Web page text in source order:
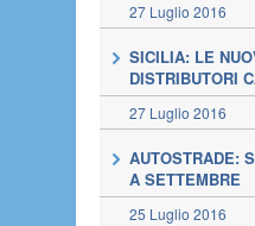
27 Luglio 2016
SICILIA: LE
DISTRIBUTORI
27 Luglio 2016
AUTOSTRADE:
A SETTEMBRE
25 Luglio 2016